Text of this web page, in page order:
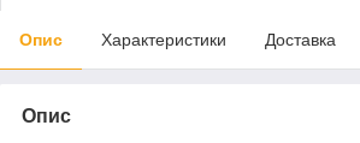
Опис Характеристики Доставка
Опис